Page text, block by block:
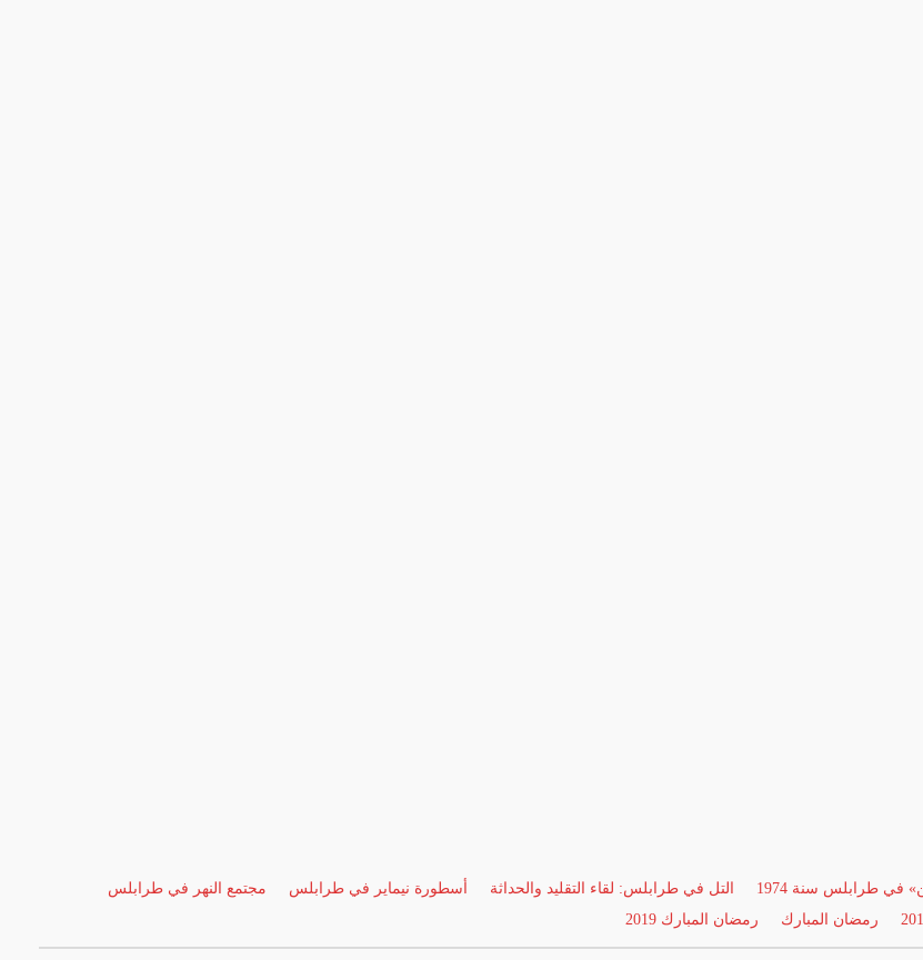
في طرابلس سنة 1974 التل في طرابلس: لقاء التقليد والحداثة أسطورة نيماير في طرابلس
مجتمع النهر في طرابلس
رمضان المبارك رمضان المبارك 2019